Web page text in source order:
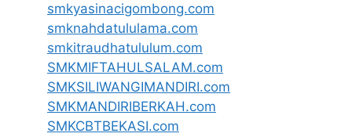
smkyasinacigombong.com
smknahdatululama.com
smkitraudhatululum.com
SMKMIFTAHULSALAM.com
SMKSILIWANGIMANDIRI.com
SMKMANDIRIBERKAH.com
SMKCBTBEKASI.com